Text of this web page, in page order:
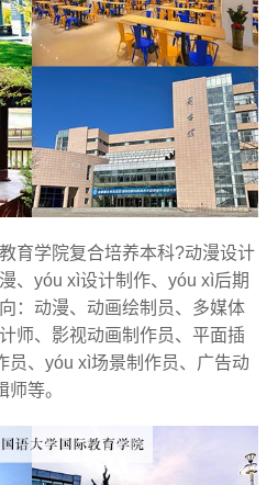
育学院复合培养本科?动漫设计
、yóu xì设计制作、yóu xì后期
：动漫、动画绘制员、多媒体
师、影视动画制作员、平面插
员、yóu xì场景制作员、广告动
等。